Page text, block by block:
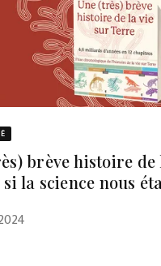
brève histoire
la science nous